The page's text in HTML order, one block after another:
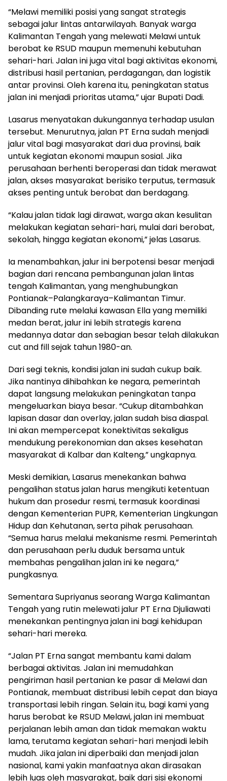
“Melawi memiliki posisi yang sangat strategis
sebagai jalur lintas antarwilayah. Banyak warga
Kalimantan Tengah yang melewati Melawi untuk
berobat ke RSUD maupun memenuhi kebutuhan
sehari-hari. Jalan ini juga vital bagi aktivitas ekonomi,
distribusi hasil pertanian, perdagangan, dan logistik
antar provinsi. Oleh karena itu, peningkatan status
jalan ini menjadi prioritas utama,” ujar Bupati Dadi.
Lasarus menyatakan dukungannya terhadap usulan
tersebut. Menurutnya, jalan PT Erna sudah menjadi
jalur vital bagi masyarakat dari dua provinsi, baik
untuk kegiatan ekonomi maupun sosial. Jika
perusahaan berhenti beroperasi dan tidak merawat
jalan, akses masyarakat berisiko terputus, termasuk
akses penting untuk berobat dan berdagang.
“Kalau jalan tidak lagi dirawat, warga akan kesulitan
melakukan kegiatan sehari-hari, mulai dari berobat,
sekolah, hingga kegiatan ekonomi,” jelas Lasarus.
Ia menambahkan, jalur ini berpotensi besar menjadi
bagian dari rencana pembangunan jalan lintas
tengah Kalimantan, yang menghubungkan
Pontianak–Palangkaraya–Kalimantan Timur.
Dibanding rute melalui kawasan Ella yang memiliki
medan berat, jalur ini lebih strategis karena
medannya datar dan sebagian besar telah dilakukan
cut and fill sejak tahun 1980-an.
Dari segi teknis, kondisi jalan ini sudah cukup baik.
Jika nantinya dihibahkan ke negara, pemerintah
dapat langsung melakukan peningkatan tanpa
mengeluarkan biaya besar. “Cukup ditambahkan
lapisan dasar dan overlay, jalan sudah bisa diaspal.
Ini akan mempercepat konektivitas sekaligus
mendukung perekonomian dan akses kesehatan
masyarakat di Kalbar dan Kalteng,” ungkapnya.
Meski demikian, Lasarus menekankan bahwa
pengalihan status jalan harus mengikuti ketentuan
hukum dan prosedur resmi, termasuk koordinasi
dengan Kementerian PUPR, Kementerian Lingkungan
Hidup dan Kehutanan, serta pihak perusahaan.
“Semua harus melalui mekanisme resmi. Pemerintah
dan perusahaan perlu duduk bersama untuk
membahas pengalihan jalan ini ke negara,”
pungkasnya.
Sementara Supriyanus seorang Warga Kalimantan
Tengah yang rutin melewati jalur PT Erna Djuliawati
menekankan pentingnya jalan ini bagi kehidupan
sehari-hari mereka.
“Jalan PT Erna sangat membantu kami dalam
berbagai aktivitas. Jalan ini memudahkan
pengiriman hasil pertanian ke pasar di Melawi dan
Pontianak, membuat distribusi lebih cepat dan biaya
transportasi lebih ringan. Selain itu, bagi kami yang
harus berobat ke RSUD Melawi, jalan ini membuat
perjalanan lebih aman dan tidak memakan waktu
lama, terutama kegiatan sehari-hari menjadi lebih
mudah. Jika jalan ini diperbaiki dan menjadi jalan
nasional, kami yakin manfaatnya akan dirasakan
lebih luas oleh masyarakat, baik dari sisi ekonomi